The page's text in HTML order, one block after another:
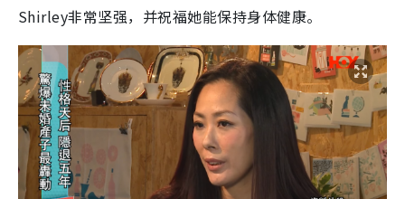
Shirley非常坚强，并祝福她能保持身体健康。